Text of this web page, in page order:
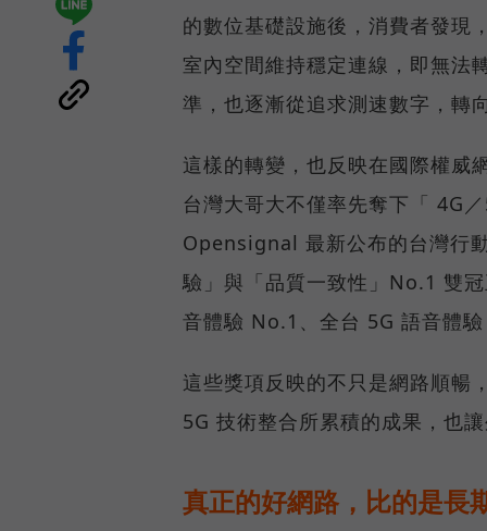
的數位基礎設施後，消費者發現
室內空間維持穩定連線，即無法
準，也逐漸從追求測速數字，轉
這樣的轉變，也反映在國際權
台灣大哥大不僅率先奪下「 4G
Opensignal 最新公布的台灣行
驗」與「品質一致性」No.1 雙
音體驗 No.1、全台 5G 語音體
這些獎項反映的不只是網路順暢
5G 技術整合所累積的成果，也
真正的好網路，比的是長